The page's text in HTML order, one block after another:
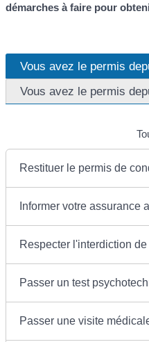
démarches à faire pour
Vous avez le permis
Vous avez le permis
Restituer le permis de
Informer votre assurance
Respecter l'interdiction
Passer un test
Passer une visite